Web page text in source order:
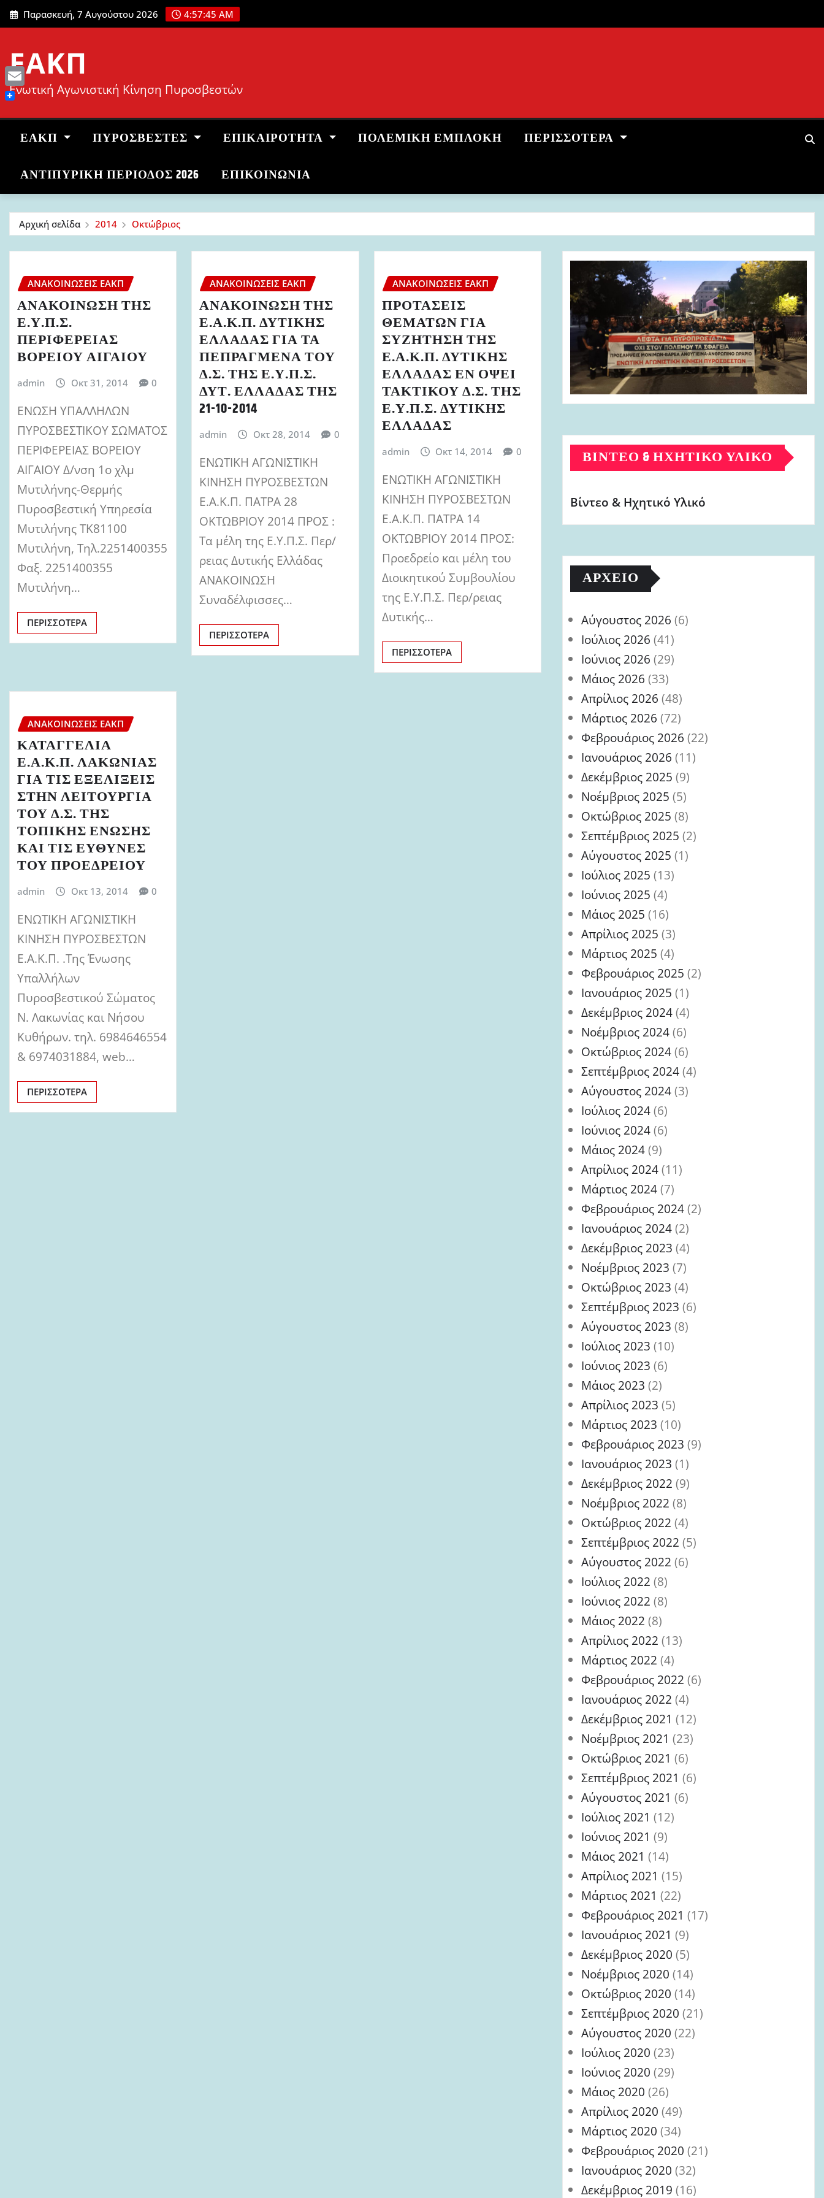
Μετάβαση
στο
Παρασκευή, 7 Αυγούστου 2026 4:57:46 AM
ΕΑΚΠ
Ενωτική Αγωνιστική Κίνηση Πυροσβεστών
ΕΑΚΠ ΠΥΡΟΣΒΈΣΤΕΣ ΕΠΙΚΑΙΡΌΤΗΤΑ ΠΟΛΕΜΙΚΉ ΕΜΠΛΟΚΉ ΠΕΡΙΣΣΌΤΕΡΑ
ΑΝΤΙΠΥΡΙΚΉ ΠΕΡΊΟΔΟΣ 2026 ΕΠΙΚΟΙΝΩΝΙΑ
Αρχική σελίδα 2014 Οκτώβριος
ΑΝΑΚΟΙΝΏΣΕΙΣ ΕΑΚΠ
ΑΝΑΚΟΙΝΩΣΗ ΤΗΣ
Ε.Υ.Π.Σ.
ΠΕΡΙΦΕΡΕΙΑΣ
ΒΟΡΕΙΟΥ ΑΙΓΑΙΟΥ
admin Οκτ 31, 2014 0
EΝΩΣΗ ΥΠΑΛΛΗΛΩΝ
ΠΥΡΟΣΒΕΣΤΙΚΟΥ ΣΩΜΑΤΟΣ
ΠΕΡΙΦΕΡΕΙΑΣ ΒΟΡΕΙΟΥ
ΑΙΓΑΙΟΥ Δ/νση 1ο χλμ
Μυτιλήνης-Θερμής
Πυροσβεστική Υπηρεσία
Μυτιλήνης ΤΚ81100
Μυτιλήνη, Τηλ.2251400355
Φαξ. 2251400355
Μυτιλήνη…
ΠΕΡΙΣΣΌΤΕΡΑ
ΑΝΑΚΟΙΝΏΣΕΙΣ ΕΑΚΠ
ΑΝΑΚΟΙΝΩΣΗ ΤΗΣ
Ε.Α.Κ.Π. ΔΥΤΙΚΗΣ
ΕΛΛΑΔΑΣ ΓΙΑ ΤΑ
ΠΕΠΡΑΓΜΕΝΑ ΤΟΥ
Δ.Σ. ΤΗΣ Ε.Υ.Π.Σ.
ΔΥΤ. ΕΛΛΑΔΑΣ ΤΗΣ
21-10-2014
admin Οκτ 28, 2014 0
ΕΝΩΤΙΚΗ ΑΓΩΝΙΣΤΙΚΗ
ΚΙΝΗΣΗ ΠΥΡΟΣΒΕΣΤΩΝ
Ε.Α.Κ.Π. ΠΑΤΡΑ 28
ΟΚΤΩΒΡΙΟΥ 2014 ΠΡΟΣ :
Τα μέλη της Ε.Υ.Π.Σ. Περ/
ρειας Δυτικής Ελλάδας
ΑΝΑΚΟΙΝΩΣΗ
Συναδέλφισσες…
ΠΕΡΙΣΣΌΤΕΡΑ
ΑΝΑΚΟΙΝΏΣΕΙΣ ΕΑΚΠ
ΠΡΟΤΑΣΕΙΣ
ΘΕΜΑΤΩΝ ΓΙΑ
ΣΥΖΗΤΗΣΗ ΤΗΣ
Ε.Α.Κ.Π. ΔΥΤΙΚΗΣ
ΕΛΛΑΔΑΣ ΕΝ ΟΨΕΙ
ΤΑΚΤΙΚΟΥ Δ.Σ. ΤΗΣ
Ε.Υ.Π.Σ. ΔΥΤΙΚΗΣ
ΕΛΛΑΔΑΣ
admin Οκτ 14, 2014 0
ΕΝΩΤΙΚΗ ΑΓΩΝΙΣΤΙΚΗ
ΚΙΝΗΣΗ ΠΥΡΟΣΒΕΣΤΩΝ
Ε.Α.Κ.Π. ΠΑΤΡΑ 14
ΟΚΤΩΒΡΙΟΥ 2014 ΠΡΟΣ:
Προεδρείο και μέλη του
Διοικητικού Συμβουλίου
της Ε.Υ.Π.Σ. Περ/ρειας
Δυτικής…
ΠΕΡΙΣΣΌΤΕΡΑ
ΑΝΑΚΟΙΝΏΣΕΙΣ ΕΑΚΠ
ΚΑΤΑΓΓΕΛΙΑ
Ε.Α.Κ.Π. ΛΑΚΩΝΙΑΣ
ΓΙΑ ΤΙΣ ΕΞΕΛΙΞΕΙΣ
ΣΤΗΝ ΛΕΙΤΟΥΡΓΙΑ
ΤΟΥ Δ.Σ. ΤΗΣ
ΤΟΠΙΚΗΣ ΕΝΩΣΗΣ
ΚΑΙ ΤΙΣ ΕΥΘΥΝΕΣ
ΤΟΥ ΠΡΟΕΔΡΕΙΟΥ
admin Οκτ 13, 2014 0
ΕΝΩΤΙΚΗ ΑΓΩΝΙΣΤΙΚΗ
ΚΙΝΗΣΗ ΠΥΡΟΣΒΕΣΤΩΝ
Ε.Α.Κ.Π. .Της Ένωσης
Υπαλλήλων
Πυροσβεστικού Σώματος
Ν. Λακωνίας και Νήσου
Κυθήρων. τηλ. 6984646554
& 6974031884, web…
ΠΕΡΙΣΣΌΤΕΡΑ
ΒΊΝΤΕΟ & ΗΧΗΤΙΚΌ ΥΛΙΚΌ
Βίντεο & Ηχητικό Υλικό
ΑΡΧΕΊΟ
Αύγουστος 2026 (6)
Ιούλιος 2026 (41)
Ιούνιος 2026 (29)
Μάιος 2026 (33)
Απρίλιος 2026 (48)
Μάρτιος 2026 (72)
Φεβρουάριος 2026 (22)
Ιανουάριος 2026 (11)
Δεκέμβριος 2025 (9)
Νοέμβριος 2025 (5)
Οκτώβριος 2025 (8)
Σεπτέμβριος 2025 (2)
Αύγουστος 2025 (1)
Ιούλιος 2025 (13)
Ιούνιος 2025 (4)
Μάιος 2025 (16)
Απρίλιος 2025 (3)
Μάρτιος 2025 (4)
Φεβρουάριος 2025 (2)
Ιανουάριος 2025 (1)
Δεκέμβριος 2024(4)
Νοέμβριος 2024(6)
Οκτώβριος 2024(6)
Σεπτέμβριος 2024(4)
Αύγουστος 2024(3)
Ιούλιος 2024(6)
Ιούνιος 2024(6)
Μάιος 2024(9)
Απρίλιος 2024(11)
Μάρτιος 2024(7)
Φεβρουάριος 2024(2)
Ιανουάριος 2024(2)
Δεκέμβριος 2023 (4)
Νοέμβριος 2023 (7)
Οκτώβριος 2023 (4)
Σεπτέμβριος 2023 (6)
Αύγουστος 2023 (8)
Ιούλιος 2023 (10)
Ιούνιος 2023 (6)
Μάιος 2023 (2)
Απρίλιος 2023 (5)
Μάρτιος 2023 (10)
Φεβρουάριος 2023 (9)
Ιανουάριος 2023 (1)
Δεκέμβριος 2022 (9)
Νοέμβριος 2022 (8)
Οκτώβριος 2022 (4)
Σεπτέμβριος 2022 (5)
Αύγουστος 2022 (6)
Ιούλιος 2022 (8)
Ιούνιος 2022 (8)
Μάιος 2022 (8)
Απρίλιος 2022 (13)
Μάρτιος 2022 (4)
Φεβρουάριος 2022 (6)
Ιανουάριος 2022 (4)
Δεκέμβριος 2021 (12)
Νοέμβριος 2021 (23)
Οκτώβριος 2021 (6)
Σεπτέμβριος 2021 (6)
Αύγουστος 2021 (6)
Ιούλιος 2021 (12)
Ιούνιος 2021 (9)
Μάιος 2021 (14)
Απρίλιος 2021 (15)
Μάρτιος 2021 (22)
Φεβρουάριος 2021 (17)
Ιανουάριος 2021 (9)
Δεκέμβριος 2020 (5)
Νοέμβριος 2020 (14)
Οκτώβριος 2020 (14)
Σεπτέμβριος 2020 (21)
Αύγουστος 2020 (22)
Ιούλιος 2020 (23)
Ιούνιος 2020 (29)
Μάιος 2020 (26)
Απρίλιος 2020 (49)
Μάρτιος 2020 (34)
Φεβρουάριος 2020 (21)
Ιανουάριος 2020 (32)
Δεκέμβριος 2019 (16)
Email